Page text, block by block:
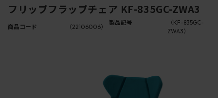
フリップフラップチェア KF-835GC-ZWA3
商品コード （22106006）
製品記号
（KF-835GC-
ZWA3）